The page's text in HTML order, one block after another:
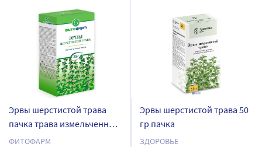
Эрвы шерстистой трава
пачка трава измельченная
35 гр
ФИТОФАРМ
Эрвы шерстистой трава 50
гр пачка
ЗДОРОВЬЕ